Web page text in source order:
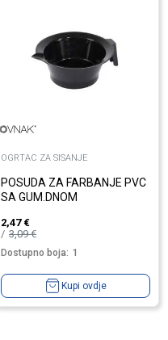
OGRTAC ZA SISANJE
POSUDA ZA FARBANJE PVC
SA GUM.DNOM
2,47 €
3,09€
Dostupno boja: 1
Kupi ovdje